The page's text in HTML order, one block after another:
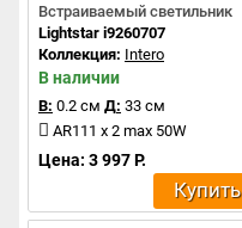
Встраиваемый светильник
Lightstar i9260707
Коллекция: Intero
В наличии
В: 0.2 см Д: 33 см
AR111 x 2 max 50W
Цена: 3 997 Р.
Купить